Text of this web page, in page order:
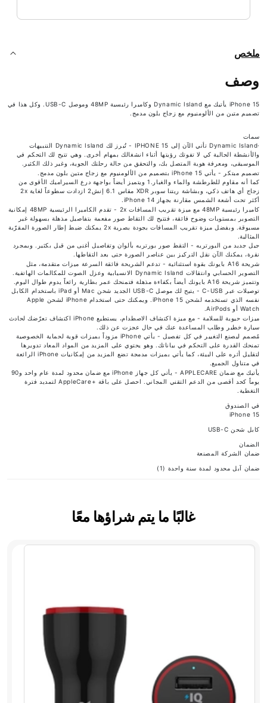
ملخص
وصف
iPhone 15 يأتيك مع Dynamic Island وكاميرا رئيسية 48MP وموصل USB-C. وكل هذا في
تصميم متين من الألومنيوم مع زجاج بلون مدمج.
سمات
·Dynamic Island تأتي الآن إلى IPHONE 15 - تُبرز لك Dynamic Island‏ التنبيهات
والأنشطة الحالية كي لا تفوتك رؤيتها أثناء انشغالك بمهام أخرى. وهي تتيح لك التحكم في
الموسيقى، ومعرفة هوية المتصل بك، والتحقق من حالة رحلتك الجوية، وغير ذلك الكثير.
تصميم مبتكر - يأتي iPhone 15 بتصميم من الألومنيوم مع زجاج متين بلون مدمج.
كما أنه مقاوم للطرطشة والماء والغبار.1 ويتميز أيضاً بواجهة درع السيراميك الأقوى من
زجاج أي هاتف ذكي، وبشاشة ريتنا سوبر XDR‏‏ مقاس 6.1 إنش2 ازدادت سطوعاً لغاية 2x
أكثر تحت أشعة الشمس مقارنة بجهاز iPhone 14.
كاميرا رئيسية 48MP مع ميزة تقريب المسافات 2x - تقدم الكاميرا الرئيسية 48MP إمكانية
التصوير بمستويات وضوح فائقة، فتتيح لك التقاط صور مفعمة بتفاصيل مذهلة بسهولة غير
مسبوقة. وبفضل ميزة تقريب المسافات بجودة بصرية 2x يمكنك ضبط إطار الصورة المقرّبة
المثالية.
جيل جديد من البورتريه - التقط صور بورتريه بألوان وتفاصيل أغنى من قبل بكثير. وبمجرد
نقرة، يمكنك الآن نقل التركيز بين عناصر الصورة حتى بعد التقاطها.
شريحة A16 بايونك بقوة استثنائية - تدعم الشريحة فائقة السرعة ميزات متقدمة، مثل
التصوير الحسابي وانتقالات Dynamic Island الانسيابية وعزل الصوت للمكالمات الهاتفية.
وتتميز شريحة A16 بايونك أيضاً بكفاءة مذهلة فتمنحك عمر بطارية رائعاً يدوم طوال اليوم.
توصيلات عبر C-USB - يتيح لك موصل USB-C الجديد شحن Mac أو iPad باستخدام الكابل
نفسه الذي تستخدمه لشحن iPhone 15. ويمكنك حتى استخدام iPhone لشحن Apple
Watch أو AirPods.
ميزات حيوية للسلامة - مع ميزة اكتشاف الاصطدام، يستطيع iPhone اكتشاف تعرّضك لحادث
سيارة خطير وطلب المساعدة عنك في حال عجزت عن ذلك.
مُصمم ليصنع التغيير في كل تفصيل - يأتي iPhone مزوداً بميزات قوية لحماية الخصوصية
تمنحك القدرة على التحكم في بياناتك. وهو يحتوي على المزيد من المواد المعاد تدويرها
لتقليل أثره على البيئة، كما يأتي بميزات مدمجة تضع المزيد من إمكانيات iPhone الرائعة
في متناول الجميع.
يأتيك مع ضمان APPLECARE‏ - يأتي كل جهاز iPhone مع ضمان محدود لمدة عام واحد و90
يوماً كحد أقصى من الدعم التقني المجاني. احصل على باقة +AppleCare لتمديد فترة
التغطية.
في الصندوق
iPhone 15
كابل شحن USB-C
الضمان
ضمان الشركة المصنعة
ضمان آبل محدود لمدة سنة واحدة (1)
غالبًا ما يتم شراؤها معًا